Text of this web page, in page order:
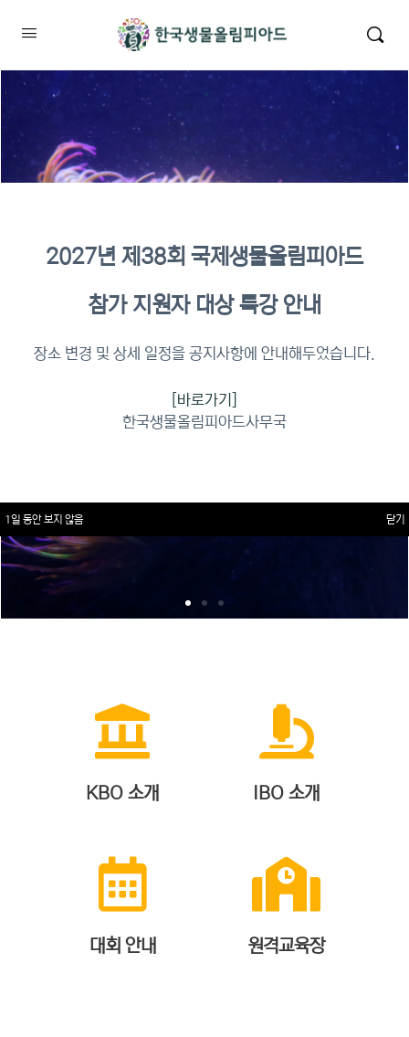
이수증명서 확인 바로가기
KBO 소개 IBO 소개
대회 안내 원격교육장
2027년 제38회 국제생물올림피아드
참가 지원자 대상 특강 안내
장소 변경 및 상세 일정을 공지사항에 안내해두었습니다.
[바로가기]
한국생물올림피아드사무국
1일 동안 보지 않음 닫기